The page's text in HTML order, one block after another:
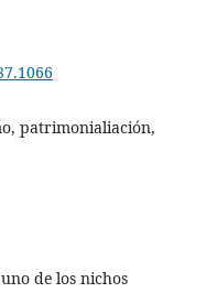
patrimonialiación,
de los nichos